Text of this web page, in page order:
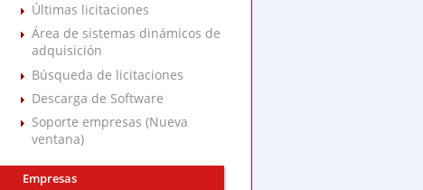
Últimas licitaciones
Área de sistemas dinámicos de
adquisición
Búsqueda de licitaciones
Descarga de Software
Soporte empresas (Nueva
ventana)
Empresas